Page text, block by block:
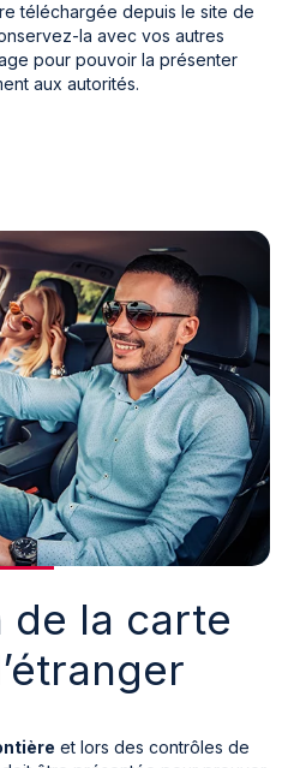
téléchargée depuis le site de
la avec vos autres
pour pouvoir la présenter
aux autorités.
de la carte
et lors des contrôles de